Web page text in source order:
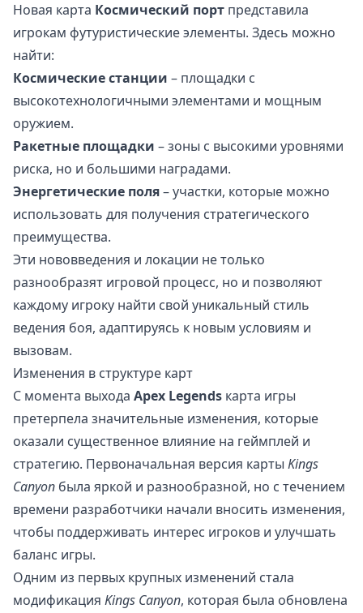
Новая карта Космический порт представила
игрокам футуристические элементы. Здесь можно
найти:
Космические станции – площадки с
высокотехнологичными элементами и мощным
оружием.
Ракетные площадки – зоны с высокими уровнями
риска, но и большими наградами.
Энергетические поля– участки, которые можно
использовать для получения стратегического
преимущества.
Эти нововведения и локации не только
разнообразят игровой процесс, но и позволяют
каждому игроку найти свой уникальный стиль
ведения боя, адаптируясь к новым условиям и
вызовам.
Изменения в структуре карт
С момента выхода Apex Legends карта игры
претерпела значительные изменения, которые
оказали существенное влияние на геймплей и
стратегию. Первоначальная версия карты Kings
Canyon была яркой и разнообразной, но с течением
времени разработчики начали вносить изменения,
чтобы поддерживать интерес игроков и улучшать
баланс игры.
Одним из первых крупных изменений стала
модификация Kings Canyon, которая была обновлена